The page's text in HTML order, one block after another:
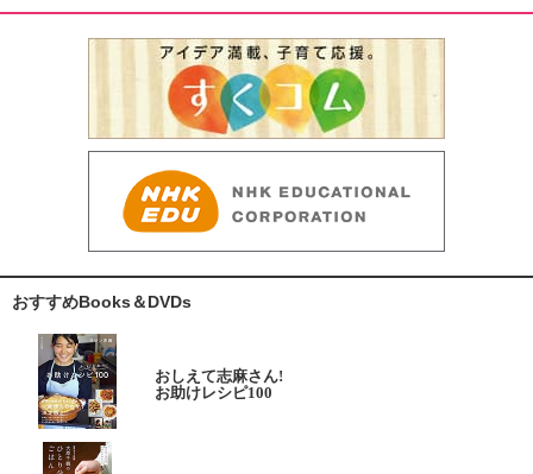
おすすめBooks＆DVDs
おしえて志麻さん!
お助けレシピ100